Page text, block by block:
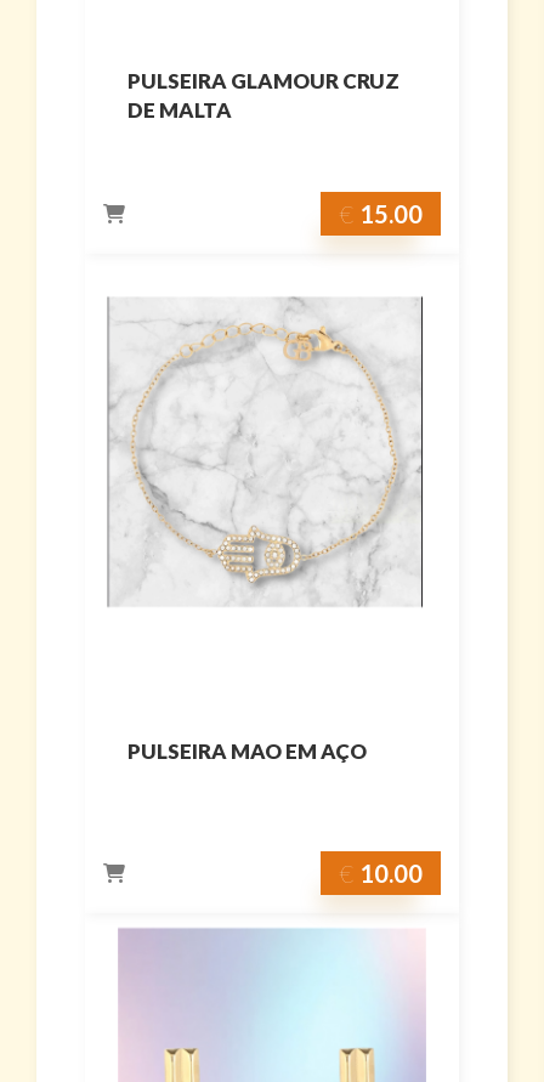
PULSEIRA GLAMOUR CRUZ
DE MALTA
€ 15.00
PULSEIRA MAO EM AÇO
€ 10.00